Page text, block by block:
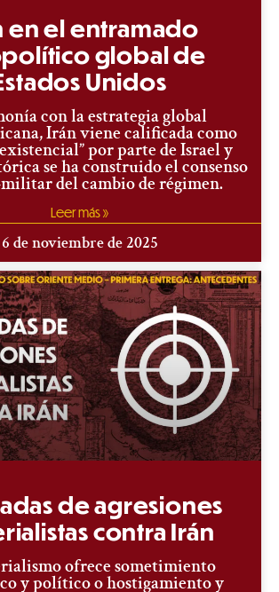
en el entramado
global de
Unidos
con la estrategia global
Irán viene calificada como
por parte de Israel y
se ha construido el consenso
del cambio de régimen.
Leer más »
6 de noviembre de 2025
de agresiones
contra Irán
ofrece sometimiento
y político o hostigamiento y